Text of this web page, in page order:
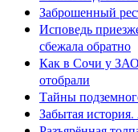
Заброшенный
Исповедь
сбежала обратно
Как в Сочи у
отобрали
Тайны
Забытая